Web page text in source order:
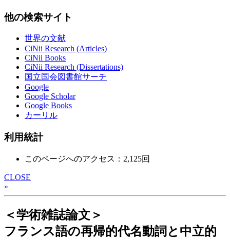
他の検索サイト
世界の文献
CiNii Research (Articles)
CiNii Books
CiNii Research (Dissertations)
国立国会図書館サーチ
Google
Google Scholar
Google Books
カーリル
利用統計
このページへのアクセス：2,125回
CLOSE
»
＜学術雑誌論文＞
フランス語の再帰的代名動詞と中立的